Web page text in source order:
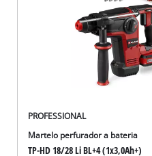
PROFESSIONAL
Martelo perfurador a bateria
TP-HD 18/28 Li BL+4 (1x3,0Ah+)